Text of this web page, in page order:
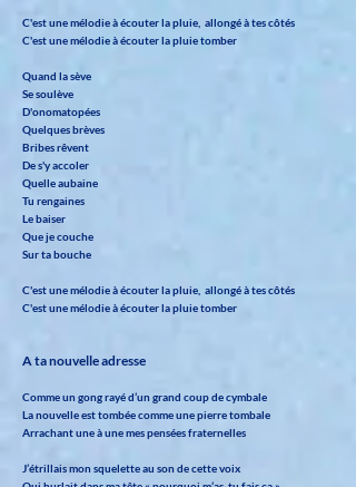
C'est une mélodie à écouter la pluie, allongé à tes côtés
C'est une mélodie à écouter la pluie tomber
Quand la sève
Se soulève
D'onomatopées
Quelques brèves
Bribes rêvent
De s'y accoler
Quelle aubaine
Tu rengaines
Le baiser
Que je couche
Sur ta bouche
C'est une mélodie à écouter la pluie, allongé à tes côtés
C'est une mélodie à écouter la pluie tomber
A ta nouvelle adresse
Comme un gong rayé d’un grand coup de cymbale
La nouvelle est tombée comme une pierre tombale
Arrachant une à une mes pensées fraternelles
J’étrillais mon squelette au son de cette voix